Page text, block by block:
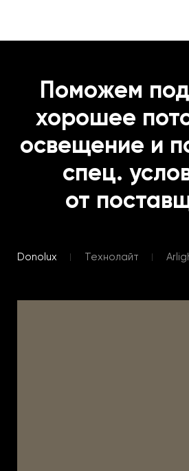
Поможем
хорошее
освещение и
спец.
от
Donolux Технолайт